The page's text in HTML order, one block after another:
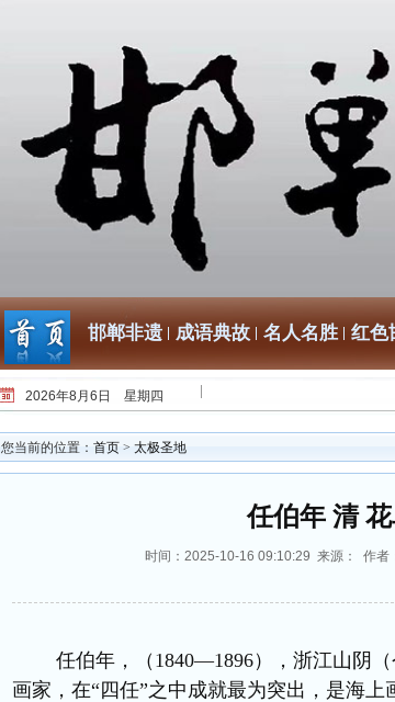
邯郸非遗 成语典故 名人名胜 红色
2026年8月6日 星期四
您当前的位置： 首页 > 太极圣地
任伯年 清
时间：2025-10-16 09:10:29 来源： 作者
任伯年，（1840―1896），浙江山阴（
画家，在“四任”之中成就最为突出，是海